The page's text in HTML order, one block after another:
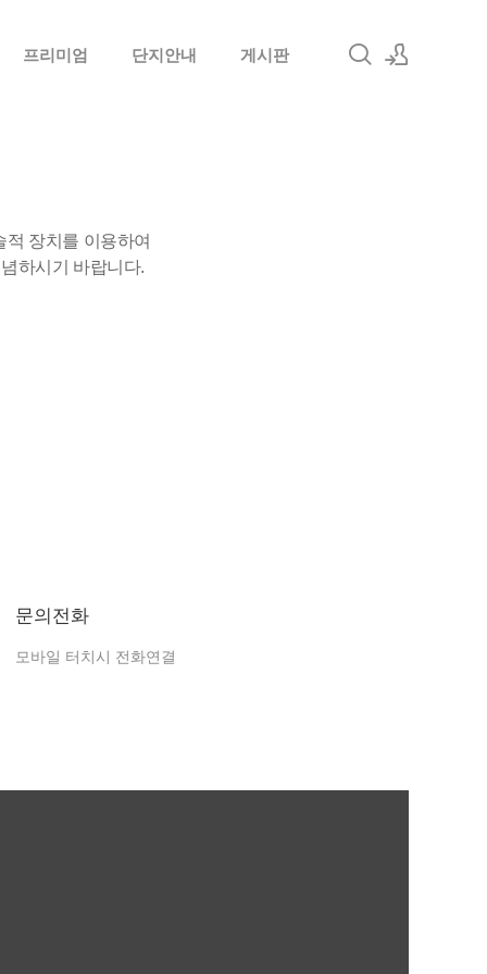
프리미엄 단지안내 게시판
장치를 이용하여
하시기 바랍니다.
문의전화
모바일 터치시 전화연결